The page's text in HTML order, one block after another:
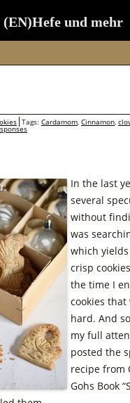
Tags: Cardamom, Cinnamon,
In the last
several
without
was
which
crisp
the time I
cookies
hard. And
my full
posted the
recipe from
Gohs Book
(EN)Hefe und mehr
(EN)Hefe und mehr